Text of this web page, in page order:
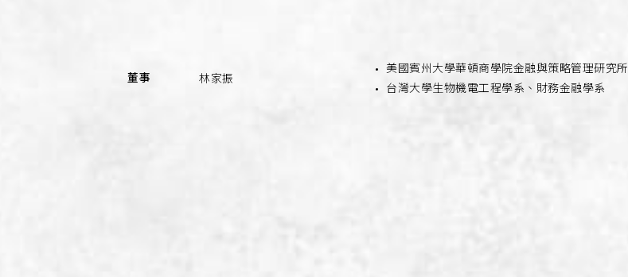
董事 林家振
美國賓州大學華頓商學院金融與策略管理研究所
台灣大學生物機電工程學系、財務金融學系